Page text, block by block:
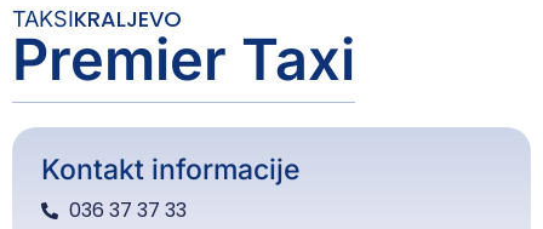
TAKSIKRALJEVO
Premier Taxi
Kontakt informacije
036 37 37 33